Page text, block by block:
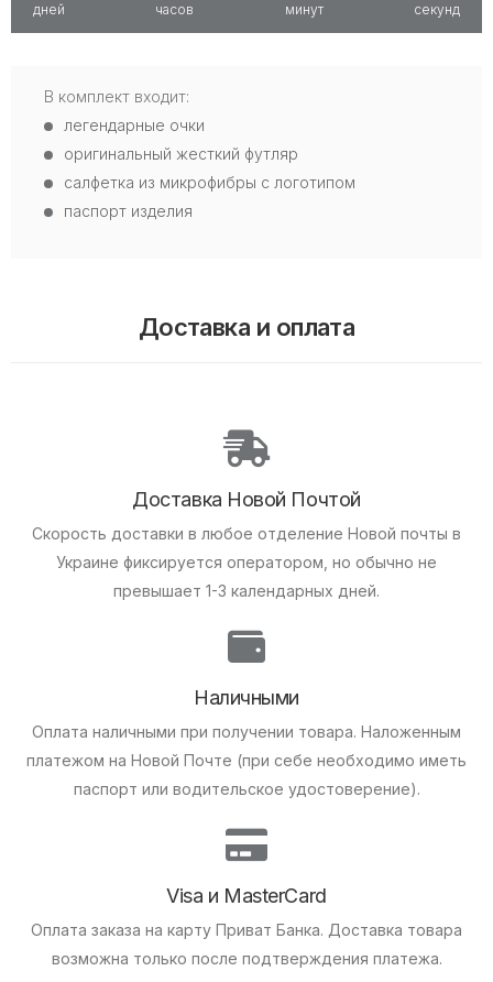
дней часов минут секунд
В комплект входит:
легендарные очки
оригинальный жесткий футляр
салфетка из микрофибры с логотипом
паспорт изделия
Доставка и оплата
Доставка Новой Почтой
Скорость доставки в любое отделение Новой почты в
Украине фиксируется оператором, но обычно не
превышает 1-3 календарных дней.
Наличными
Оплата наличными при получении товара. Наложенным
платежом на Новой Почте (при себе необходимо иметь
паспорт или водительское удостоверение).
Visa и MasterCard
Оплата заказа на карту Приват Банка. Доставка товара
возможна только после подтверждения платежа.